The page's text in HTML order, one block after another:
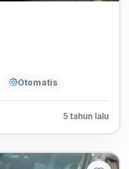
Otomatis
5 tahun lalu